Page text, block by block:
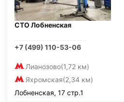
СТО Лобненская
+7 (499) 110-53-06
Лианозово(1,72 км)
Яхромская(2,34 км)
Лобненская, 17 стр.1